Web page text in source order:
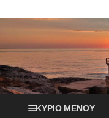
ΚΎΡΙΟ ΜΕΝΟΎ